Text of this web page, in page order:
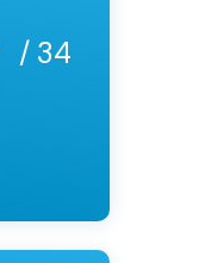
/ 34